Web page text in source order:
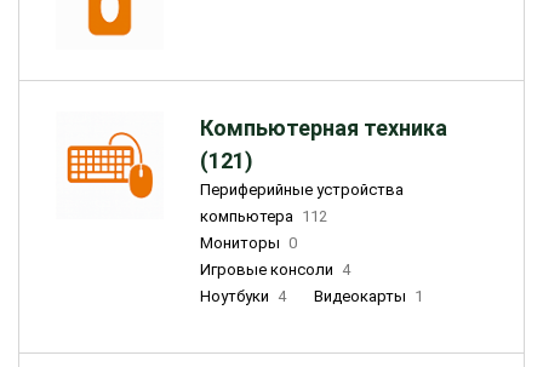
Компьютерная техника
(121)
Периферийные устройства
компьютера 112
Мониторы 0
Игровые консоли 4
Ноутбуки 4 Видеокарты 1